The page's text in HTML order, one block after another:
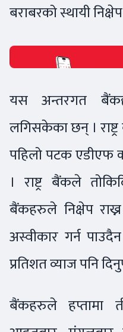
बराबरको स्थायी
यस अन्तरगत
लगिसकेका छन् ।
पहिलो पटक एडीएफ
। राष्ट्र बैंकले
बैंकहरुले निक्षेप राख्न
अस्वीकार गर्न
प्रतिशत व्याज पनि
बैंकहरुले हप्तामा